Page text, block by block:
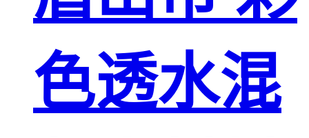
色透水混